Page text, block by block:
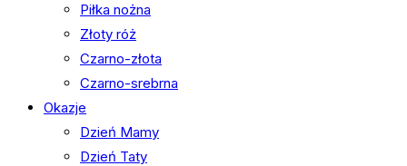
Piłka nożna
Złoty róż
Czarno-złota
Czarno-srebrna
Okazje
Dzień Mamy
Dzień Taty